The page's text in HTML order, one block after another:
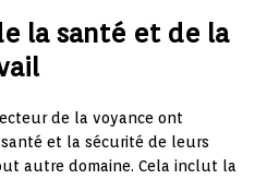
la santé et de la
de la voyance ont
et la sécurité de leurs
autre domaine. Cela inclut la